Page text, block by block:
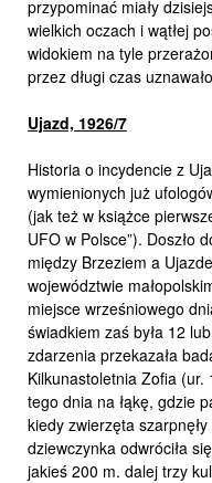
przypominać miały
wielkich oczach i wątłej
widokiem na tyle
przez długi czas
Ujazd, 1926/7
Historia o incydencie z
wymienionych już
(jak też w książce
UFO w Polsce”). Doszło
między Brzeziem a
województwie
miejsce wrześniowego
świadkiem zaś była 12
zdarzenia przekazała
Kilkunastoletnia Zofia (ur.
tego dnia na łąkę, gdzie
kiedy zwierzęta
dziewczynka odwróciła
jakieś 200 m. dalej trzy